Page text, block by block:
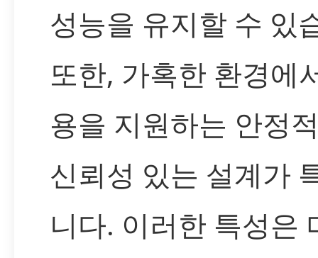
성능을 유지할 수 있
또한, 가혹한 환경에
용을 지원하는 안정
신뢰성 있는 설계가
니다. 이러한 특성은